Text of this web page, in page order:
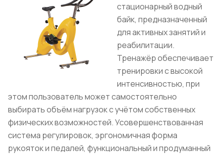
стационарный водный
байк, предназначенный
для активных занятий и
реабилитации.
Тренажёр обеспечивает
тренировки с высокой
интенсивностью, при
этом пользователь может самостоятельно
выбирать объём нагрузок с учётом собственных
физических возможностей. Усовершенствованная
система регулировок, эргономичная форма
рукояток и педалей, функциональный и продуманный